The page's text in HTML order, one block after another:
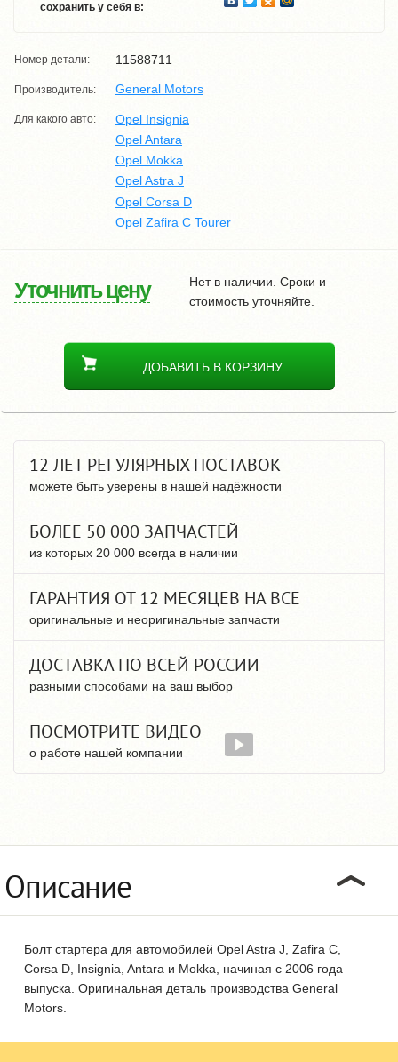
сохранить у себя в:
Номер детали: 11588711
Производитель: General Motors
Для какого авто:
Opel Insignia
Opel Antara
Opel Mokka
Opel Astra J
Opel Corsa D
Opel Zafira C Tourer
Уточнить цену
Нет в наличии. Сроки и
стоимость уточняйте.
ДОБАВИТЬ В КОРЗИНУ
12 ЛЕТ РЕГУЛЯРНЫХ ПОСТАВОК
можете быть уверены в нашей надёжности
БОЛЕЕ 50 000 ЗАПЧАСТЕЙ
из которых 20 000 всегда в наличии
ГАРАНТИЯ ОТ 12 МЕСЯЦЕВ НА ВСЕ
оригинальные и неоригинальные запчасти
ДОСТАВКА ПО ВСЕЙ РОССИИ
разными способами на ваш выбор
ПОСМОТРИТЕ ВИДЕО
о работе нашей компании
Описание
Болт стартера для автомобилей Opel Astra J, Zafira C,
Corsa D, Insignia, Antara и Mokka, начиная с 2006 года
выпуска. Оригинальная деталь производства General
Motors.